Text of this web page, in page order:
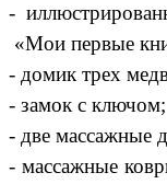
-
«Мои первые
- домик трех
- замок с ключом;
- две массажные
- массажные